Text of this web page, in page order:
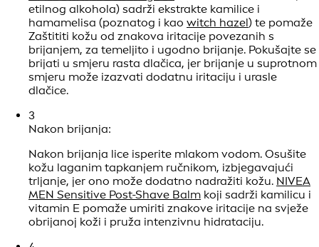
Muška rutina
NJEGE ZA OSJETLJIVU KOŽU
Muškarci s osjetljivom kožom često se susreću s posebnim
izazovima kada je riječ o njezi lica i
pomoći ublažiti nelagodu i održati zdrav izgled kože.